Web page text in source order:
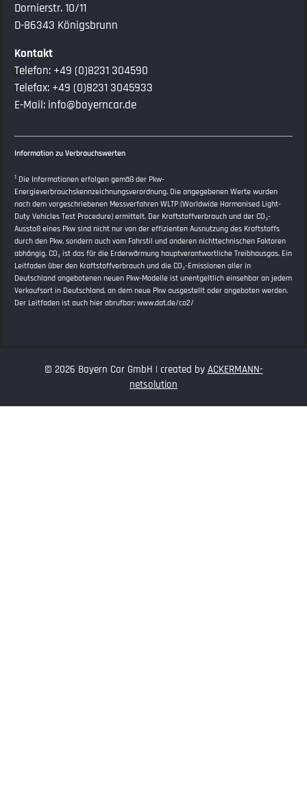
Dornierstr. 10/11
D-86343 Königsbrunn
Kontakt
Telefon: +49 (0)8231 304590
Telefax: +49 (0)8231 3045933
E-Mail: info@bayerncar.de
Information zu Verbrauchswerten
1 Die Informationen erfolgen gemäß der Pkw-
Energieverbrauchskennzeichnungsverordnung. Die angegebenen Werte wurden
nach dem vorgeschriebenen Messverfahren WLTP (Worldwide Harmonised Light-
Duty Vehicles Test Procedure) ermittelt. Der Kraftstoffverbrauch und der CO₂-
Ausstoß eines Pkw sind nicht nur von der effizienten Ausnutzung des Kraftstoffs
durch den Pkw, sondern auch vom Fahrstil und anderen nichttechnischen Faktoren
abhängig. CO₂ ist das für die Erderwärmung hauptverantwortliche Treibhausgas. Ein
Leitfaden über den Kraftstoffverbrauch und die CO₂-Emissionen aller in
Deutschland angebotenen neuen Pkw-Modelle ist unentgeltlich einsehbar an jedem
Verkaufsort in Deutschland, an dem neue Pkw ausgestellt oder angeboten werden.
Der Leitfaden ist auch hier abrufbar: www.dat.de/co2/
© 2026 Bayern Car GmbH | created by ACKERMANN-
netsolution